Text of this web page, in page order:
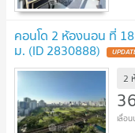
คอนโด 2 ห้องนอน ที่
ม. (ID 2830888)
2